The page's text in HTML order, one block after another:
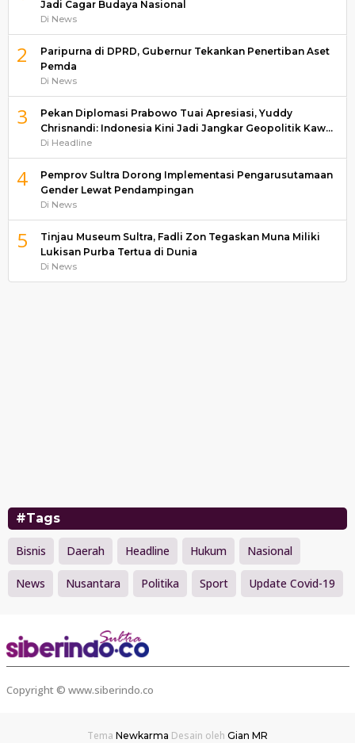
Jadi Cagar Budaya Nasional
Di News
2
Paripurna di DPRD, Gubernur Tekankan Penertiban Aset
Pemda
Di News
3
Pekan Diplomasi Prabowo Tuai Apresiasi, Yuddy
Chrisnandi: Indonesia Kini Jadi Jangkar Geopolitik Kaw…
Di Headline
4
Pemprov Sultra Dorong Implementasi Pengarusutamaan
Gender Lewat Pendampingan
Di News
5
Tinjau Museum Sultra, Fadli Zon Tegaskan Muna Miliki
Lukisan Purba Tertua di Dunia
Di News
#Tags
Bisnis Daerah Headline Hukum Nasional
News Nusantara Politika Sport Update Covid-19
Copyright © www.siberindo.co
Tema Newkarma Desain oleh Gian MR